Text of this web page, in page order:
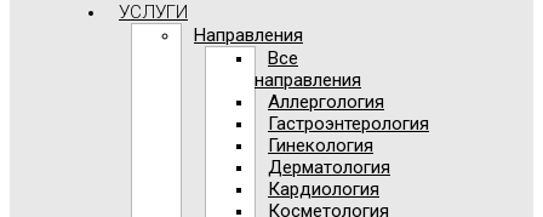
УСЛУГИ
Направления
Все
направления
Аллергология
Гастроэнтерология
Гинекология
Дерматология
Кардиология
Косметология